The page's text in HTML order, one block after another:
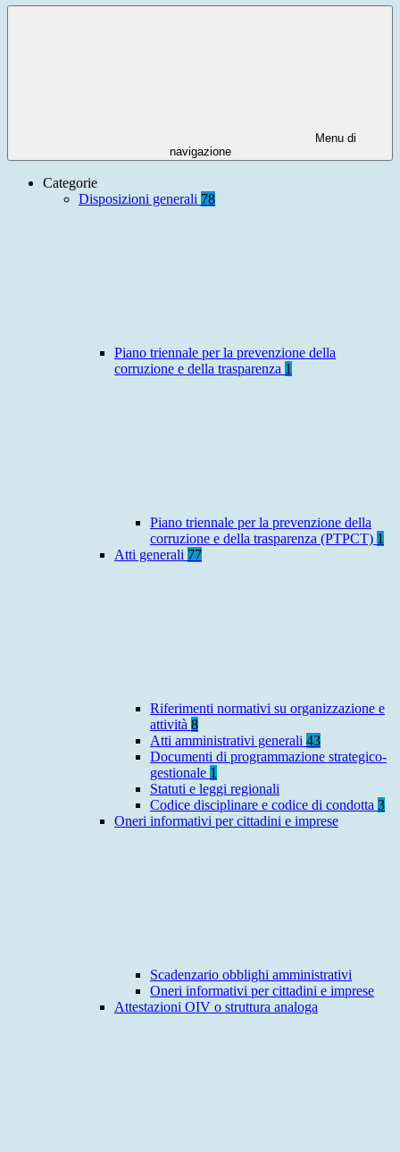
Menu di
navigazione
Categorie
Disposizioni generali 78
Piano triennale per la prevenzione della
corruzione e della trasparenza 1
Piano triennale per la prevenzione della
corruzione e della trasparenza (PTPCT) 1
Atti generali 77
Riferimenti normativi su organizzazione e
attività 8
Atti amministrativi generali 43
Documenti di programmazione strategico-
gestionale 1
Statuti e leggi regionali
Codice disciplinare e codice di condotta 3
Oneri informativi per cittadini e imprese
Scadenzario obblighi amministrativi
Oneri informativi per cittadini e imprese
Attestazioni OIV o struttura analoga